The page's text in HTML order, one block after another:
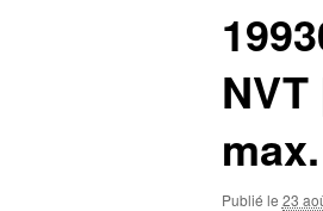
Publié le 23